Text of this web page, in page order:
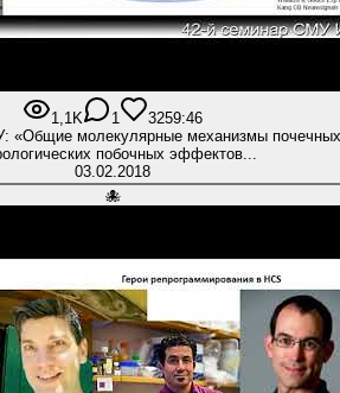
1,1K 1 3259:46
«Общие молекулярные механизмы
побочных эффектов...
03.02.2018
🐙